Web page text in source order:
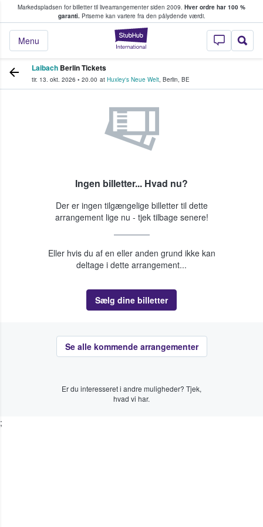
Markedspladsen for billetter til livearrangementer siden 2009. Hver ordre har 100 %
garanti.Priserne kan variere fra den pålydende værdi.
StubHub - Hvor
Menu
køber og sælger billetter
Laibach Berlin Tickets
tir. 13. okt. 2026 • 20.00 at Huxley's Neue Welt, Berlin, BE
Ingen billetter... Hvad nu?
Der er ingen tilgængelige billetter til dette
arrangement lige nu - tjek tilbage senere!
Eller hvis du af en eller anden grund ikke kan
deltage i dette arrangement...
Sælg dine billetter
Se alle kommende arrangementer
Er du interesseret i andre muligheder? Tjek,
hvad vi har.
;